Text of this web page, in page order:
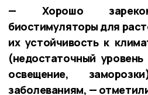
— Хорошо
биостимуляторы для
их устойчивость к
(недостаточный
освещение,
заболеваниям, —